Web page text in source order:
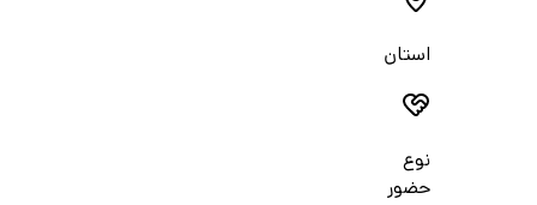
استان
نوع
حضور